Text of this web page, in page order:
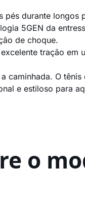
durante longos
5GEN da
de choque.
tração em
caminhada. O
e estiloso para
o